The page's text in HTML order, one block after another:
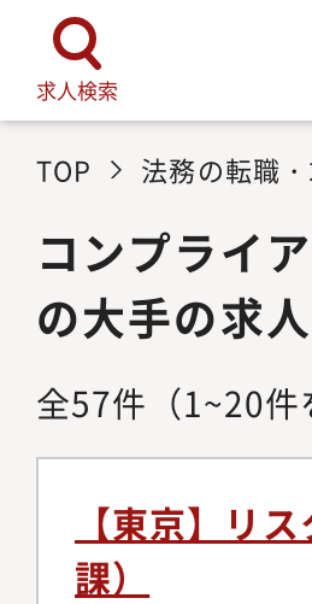
求人検索
TOP 法務の転職
コンプライ
の大手の求
全57件 （1~20件
【東京】リ
課）